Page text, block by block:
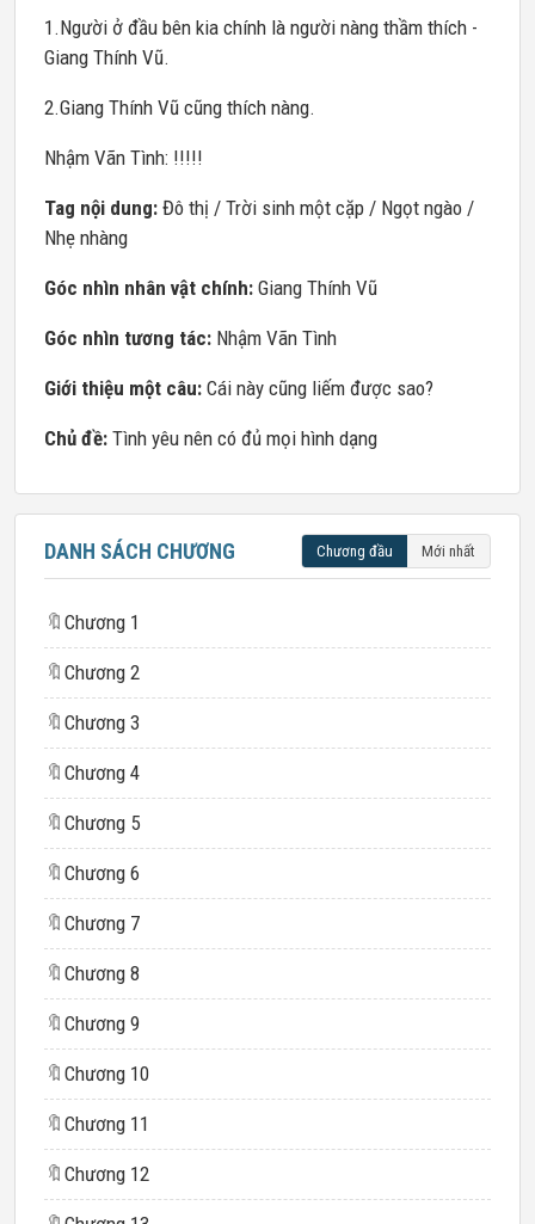
1.Người ở đầu bên kia chính là người nàng thầm thích -
Giang Thính Vũ.
2.Giang Thính Vũ cũng thích nàng.
Nhậm Vãn Tình: !!!!!
Tag nội dung: Đô thị / Trời sinh một cặp / Ngọt ngào /
Nhẹ nhàng
Góc nhìn nhân vật chính: Giang Thính Vũ
Góc nhìn tương tác: Nhậm Vãn Tình
Giới thiệu một câu: Cái này cũng liếm được sao?
Chủ đề: Tình yêu nên có đủ mọi hình dạng
DANH SÁCH CHƯƠNG Chương đầu Mới nhất
🔖 Chương 1
🔖 Chương 2
🔖 Chương 3
🔖 Chương 4
🔖 Chương 5
🔖 Chương 6
🔖 Chương 7
🔖 Chương 8
🔖 Chương 9
🔖 Chương 10
🔖 Chương 11
🔖 Chương 12